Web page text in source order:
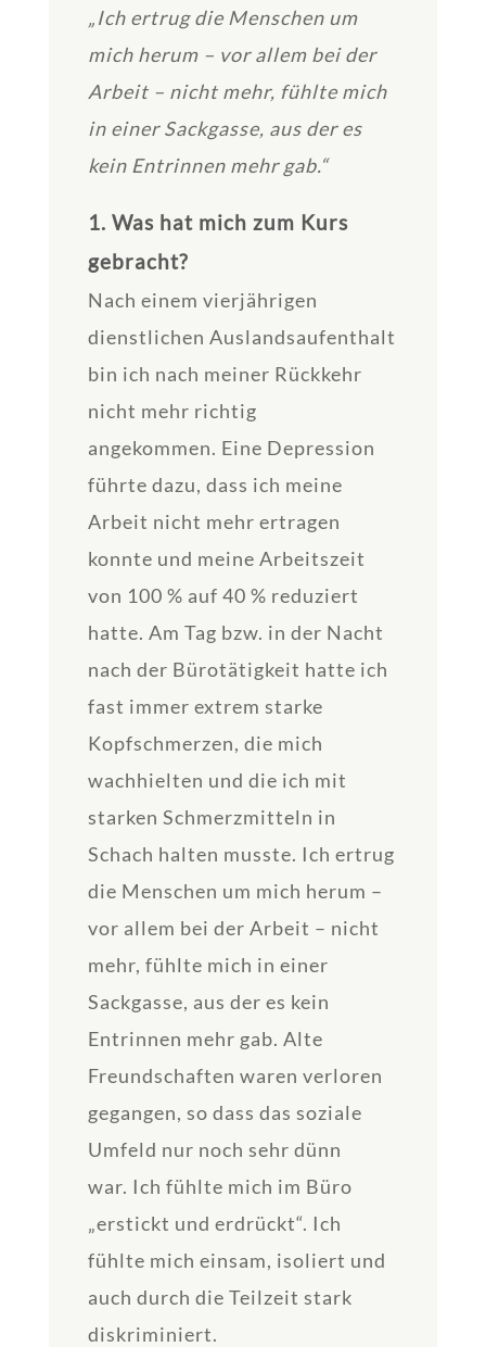
„Ich ertrug die Menschen um
mich herum – vor allem bei der
Arbeit – nicht mehr, fühlte mich
in einer Sackgasse, aus der es
kein Entrinnen mehr gab.“
1. Was hat mich zum Kurs
gebracht?
Nach einem vierjährigen
dienstlichen Auslandsaufenthalt
bin ich nach meiner Rückkehr
nicht mehr richtig
angekommen. Eine Depression
führte dazu, dass ich meine
Arbeit nicht mehr ertragen
konnte und meine Arbeitszeit
von 100 % auf 40 % reduziert
hatte. Am Tag bzw. in der Nacht
nach der Bürotätigkeit hatte ich
fast immer extrem starke
Kopfschmerzen, die mich
wachhielten und die ich mit
starken Schmerzmitteln in
Schach halten musste. Ich ertrug
die Menschen um mich herum –
vor allem bei der Arbeit – nicht
mehr, fühlte mich in einer
Sackgasse, aus der es kein
Entrinnen mehr gab. Alte
Freundschaften waren verloren
gegangen, so dass das soziale
Umfeld nur noch sehr dünn
war. Ich fühlte mich im Büro
„erstickt und erdrückt“. Ich
fühlte mich einsam, isoliert und
auch durch die Teilzeit stark
diskriminiert.